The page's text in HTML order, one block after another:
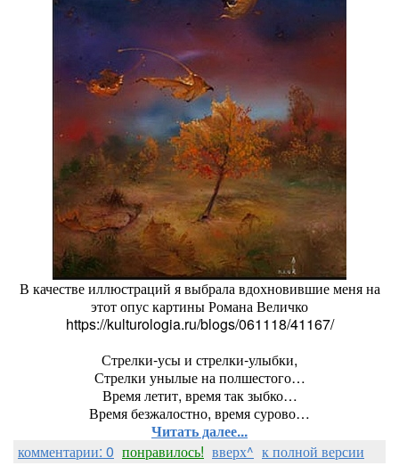
В качестве иллюстраций я выбрала вдохновившие меня на
этот опус картины Романа Величко
https://kulturologia.ru/blogs/061118/41167/
Стрелки-усы и стрелки-улыбки,
Стрелки унылые на полшестого…
Время летит, время так зыбко…
Время безжалостно, время сурово…
Читать далее...
комментарии: 0 понравилось! вверх^ к полной версии